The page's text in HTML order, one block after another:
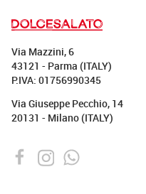
Via Mazzini, 6
43121 - Parma (ITALY)
P.IVA: 01756990345
Via Giuseppe Pecchio, 14
20131 - Milano (ITALY)